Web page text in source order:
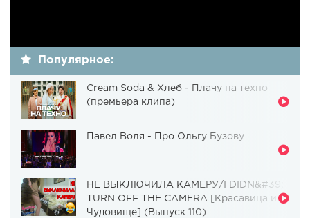
Популярное:
Cream Soda & Хлеб - Плачу на техно
(премьера клипа)
Павел Воля - Про Ольгу Бузову
НЕ ВЫКЛЮЧИЛА КАМЕРУ/I DIDN&#39;T
TURN OFF THE CAMERA [Красавица и
Чудовище] (Выпуск 110)